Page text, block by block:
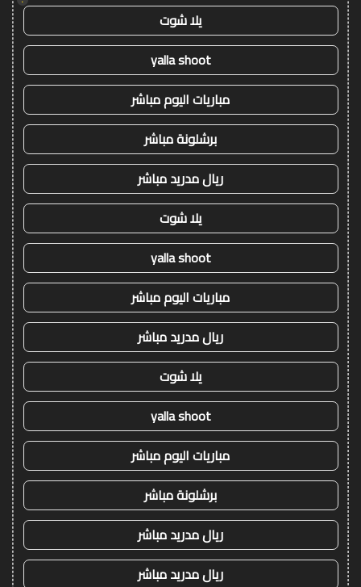
يلا شوت
yalla shoot
مباريات اليوم مباشر
برشلونة مباشر
ريال مدريد مباشر
يلا شوت
yalla shoot
مباريات اليوم مباشر
ريال مدريد مباشر
يلا شوت
yalla shoot
مباريات اليوم مباشر
برشلونة مباشر
ريال مدريد مباشر
ريال مدريد مباشر